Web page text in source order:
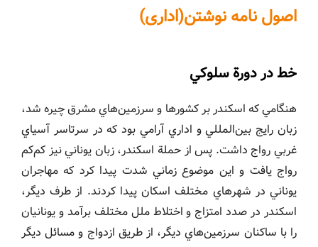
اصول نامه نوشتن(اداری)
خط در دورة سلوكي
هنگامي كه اسكندر بر كشورها و سرزمين‌هاي مشرق چيره شد،
زبان رايج بين‌المللي و اداري آرامي بود كه در سرتاسر آسياي
غربي رواج داشت. پس از حملة اسكندر، زبان يوناني نيز كم‌كم
رواج يافت و اين موضوع زماني شدت پيدا كرد كه مهاجران
يوناني در شهرهاي مختلف اسكان پيدا كردند. از طرف ديگر،
اسكندر در صدد امتزاج و اختلاط ملل مختلف برآمد و يونانيان
را با ساكنان سرزمين‌هاي ديگر، از طريق ازدواج و مسائل ديگر